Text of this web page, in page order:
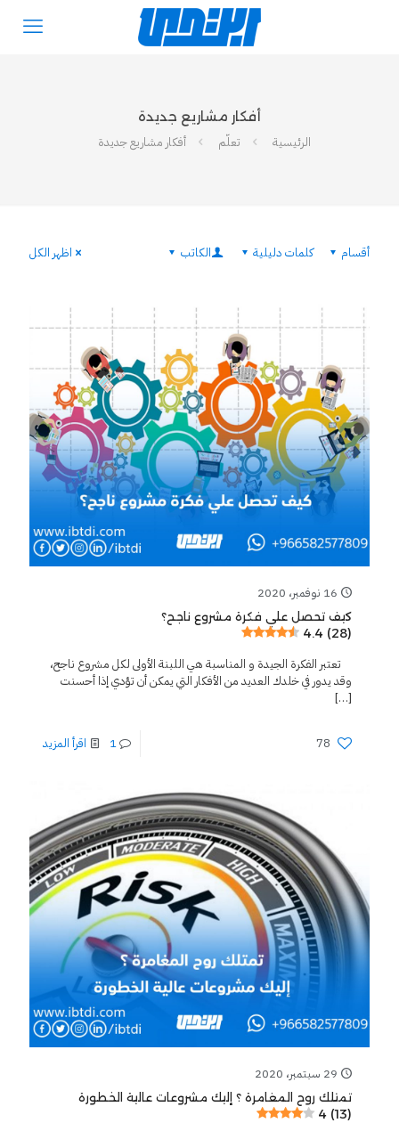
أفكار مشاريع جديدة
الرئيسية
تعلّم أفكار مشاريع جديدة
أقسام كلمات دليلية الكاتب اظهر الكل
16 نوفمبر، 2020
كيف تحصل علي فكرة مشروع ناجح؟
4.4 (28)
تعتبر الفكرة الجيدة و المناسبة هي اللبنة الأولى لكل مشروع ناجح،
وقد يدور في خلدك العديد من الأفكار التي يمكن أن تؤدي إذا أحسنت
[…]
78
1 اقرأ المزيد
29 سبتمبر، 2020
تمتلك روح المغامرة ؟ إليك مشروعات عالية الخطورة
4 (13)